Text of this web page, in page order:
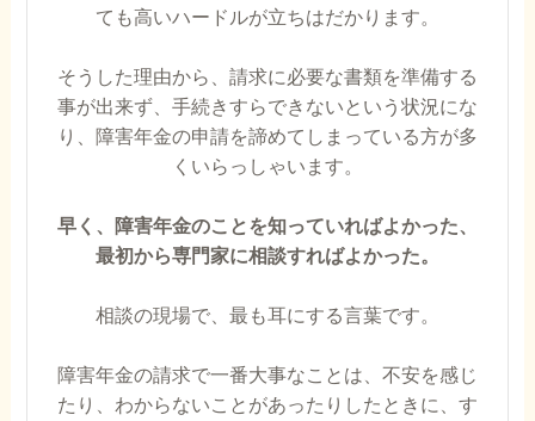
ても高いハードルが立ちはだかります。
そうした理由から、請求に必要な書類を準備する
事が出来ず、手続きすらできないという状況にな
り、障害年金の申請を諦めてしまっている方が多
くいらっしゃいます。
早く、障害年金のことを知っていればよかった、
最初から専門家に相談すればよかった。
相談の現場で、最も耳にする言葉です。
障害年金の請求で一番大事なことは、不安を感じ
たり、わからないことがあったりしたときに、す